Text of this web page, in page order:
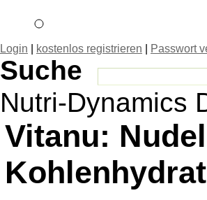
Login kostenlos registrieren Passwort
Suche
Nutri-Dynamics
Vitanu: